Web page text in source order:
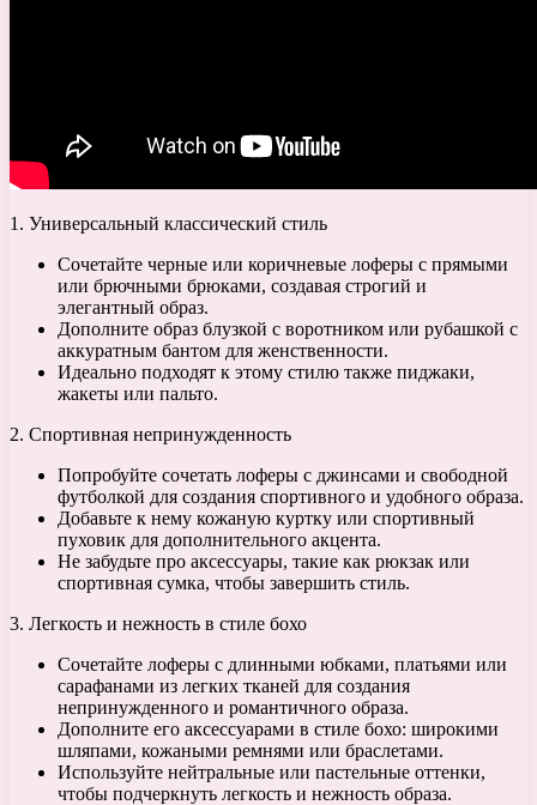
1. Универсальный классический стиль
Сочетайте черные или коричневые лоферы с прямыми
или брючными брюками, создавая строгий и
элегантный образ.
Дополните образ блузкой с воротником или рубашкой с
аккуратным бантом для женственности.
Идеально подходят к этому стилю также пиджаки,
жакеты или пальто.
2. Спортивная непринужденность
Попробуйте сочетать лоферы с джинсами и свободной
футболкой для создания спортивного и удобного образа.
Добавьте к нему кожаную куртку или спортивный
пуховик для дополнительного акцента.
Не забудьте про аксессуары, такие как рюкзак или
спортивная сумка, чтобы завершить стиль.
3. Легкость и нежность в стиле бохо
Сочетайте лоферы с длинными юбками, платьями или
сарафанами из легких тканей для создания
непринужденного и романтичного образа.
Дополните его аксессуарами в стиле бохо: широкими
шляпами, кожаными ремнями или браслетами.
Используйте нейтральные или пастельные оттенки,
чтобы подчеркнуть легкость и нежность образа.